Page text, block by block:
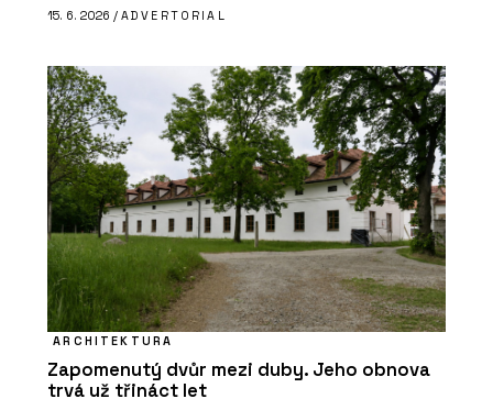
15. 6. 2026 / ADVERTORIAL
ARCHITEKTURA
Zapomenutý dvůr mezi duby. Jeho obnova
trvá už třináct let